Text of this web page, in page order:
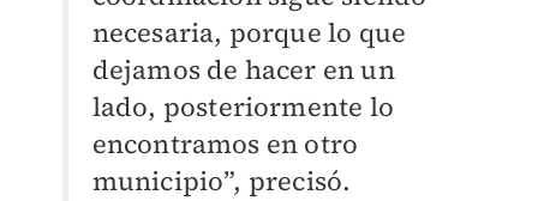
necesaria, porque lo que
dejamos de hacer en un
lado, posteriormente lo
encontramos en otro
municipio”, precisó.